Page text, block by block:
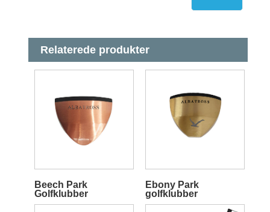
Relaterede produkter
Beech Park
Golfklubber
Ebony Park
golfklubber